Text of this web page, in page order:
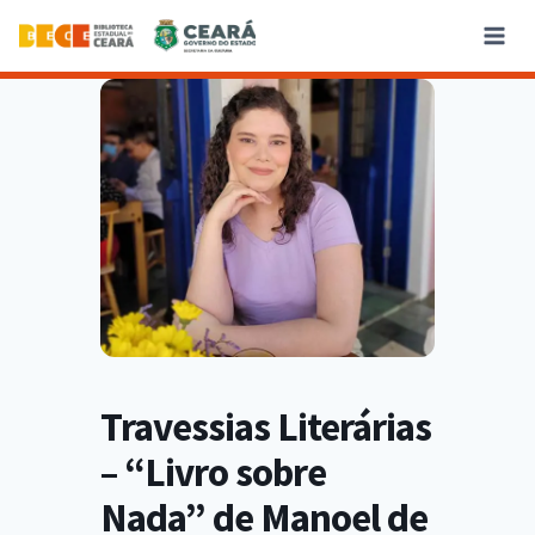
Travessias Literárias
– “Livro sobre
Nada” de Manoel de